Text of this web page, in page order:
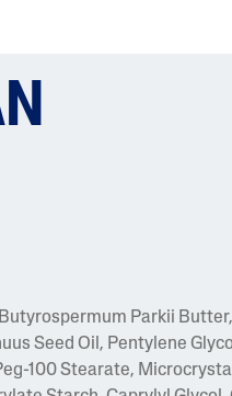
Parkii
Seed Oil, Pentylene
100 Stearate,